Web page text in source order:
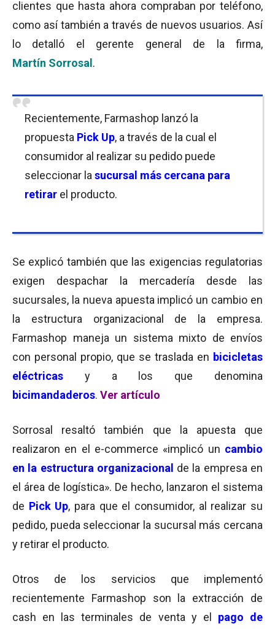
clientes que hasta ahora compraban por teléfono,
como así también a través de nuevos usuarios. Así
lo detalló el gerente general de la firma,
Martín Sorrosal .
Recientemente, Farmashop lanzó la
propuesta Pick Up, a través de la cual el
consumidor al realizar su pedido puede
seleccionar la sucursal más cercana para
retirar el producto.
Se explicó también que las exigencias regulatorias
exigen despachar la mercadería desde las
sucursales, la nueva apuesta implicó un cambio en
la estructura organizacional de la empresa.
Farmashop maneja un sistema mixto de envíos
con personal propio, que se traslada en bicicletas
eléctricas
y a los que denomina
bicimandaderos. Ver artículo
Sorrosal resaltó también que la apuesta que
realizaron en el e-commerce «implicó un cambio
en la estructura organizacional de la empresa en
el área de logística». De hecho, lanzaron el sistema
de Pick Up, para que el consumidor, al realizar su
pedido, pueda seleccionar la sucursal más cercana
y retirar el producto.
Otros de los servicios que implementó
recientemente Farmashop son la extracción de
cash en las terminales de venta y el
pago de